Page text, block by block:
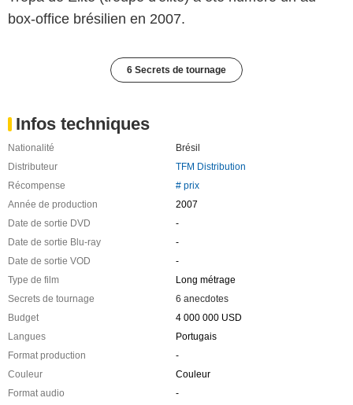
box-office brésilien en 2007.
6 Secrets de tournage
Infos techniques
Nationalité
Brésil
Distributeur
TFM Distribution
Récompense
# prix
Année de production
2007
Date de sortie DVD
-
Date de sortie Blu-ray
-
Date de sortie VOD
-
Type de film
Long métrage
Secrets de tournage
6 anecdotes
Budget
4 000 000 USD
Langues
Portugais
Format production
-
Couleur
Couleur
Format audio
-